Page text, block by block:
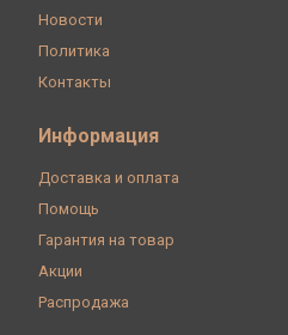
Новости
Политика
Контакты
Информация
Доставка и оплата
Помощь
Гарантия на товар
Акции
Распродажа